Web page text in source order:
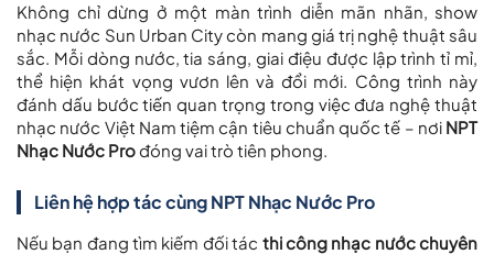
Không chỉ dừng ở một màn trình diễn mãn nhãn, show
nhạc nước Sun Urban City còn mang giá trị nghệ thuật sâu
sắc. Mỗi dòng nước, tia sáng, giai điệu được lập trình tỉ mỉ,
thể hiện khát vọng vươn lên và đổi mới. Công trình này
đánh dấu bước tiến quan trọng trong việc đưa nghệ thuật
nhạc nước Việt Nam tiệm cận tiêu chuẩn quốc tế – nơi NPT
Nhạc Nước Prođóng vai trò tiên phong.
Liên hệ hợp tác cùng NPT Nhạc Nước Pro
Nếu bạn đang tìm kiếm đối tác thi công nhạc nước chuyên